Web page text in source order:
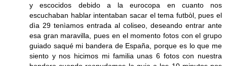
y escocidos debido a la eurocopa en cuanto nos
escuchaban hablar intentaban sacar el tema futbòl, pues el
dìa 29 tenìamos entrada al coliseo, deseando entrar ante
esa gran maravilla, pues en el momento fotos con el grupo
guiado saqué mi bandera de España, porque es lo que me
siento y nos hicimos mi familia unas 6 fotos con nuestra